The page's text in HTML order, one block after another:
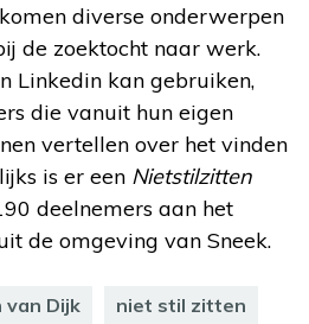
diverse onderwerpen
de zoektocht naar werk.
Linkedin kan gebruiken,
die vanuit hun eigen
vertellen over het vinden
is er een Nietstilzitten
deelnemers aan het
de omgeving van Sneek.
van Dijk niet stil zitten